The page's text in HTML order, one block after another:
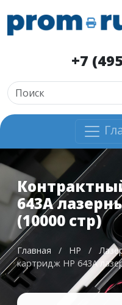
+7
643A
(10000 стр)
Главная / HP /
картридж HP 643A